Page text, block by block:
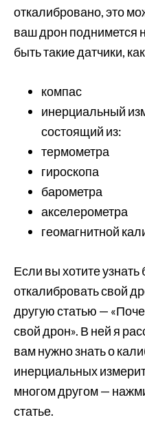
откалибровано, это
ваш дрон поднимется
быть такие датчики,
компас
инерциальный
состоящий из:
термометра
гироскопа
барометра
акселерометра
геомагнитной
Если вы хотите узнать
откалибровать свой
другую статью —
свой дрон». В ней я
вам нужно знать о
инерциальных
многом другом —
статье.